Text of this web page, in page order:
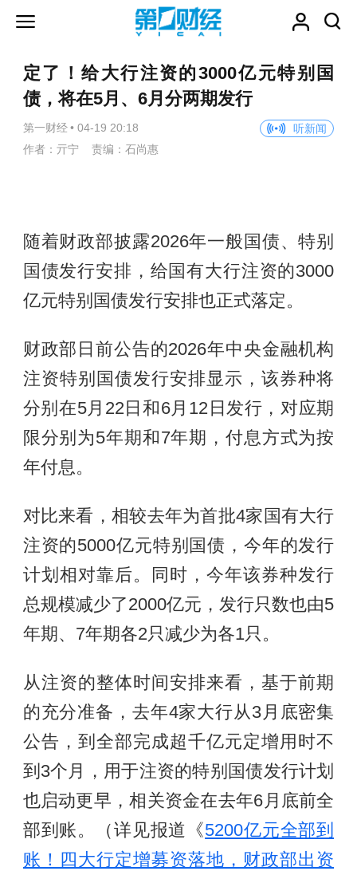
定了！给大行注资的3000亿元特别国
债，将在5月、6月分两期发行
第一财经 • 04-19 20:18
听新闻
作者：亓宁 责编：石尚惠
随着财政部披露2026年一般国债、特别
国债发行安排，给国有大行注资的3000
亿元特别国债发行安排也正式落定。
财政部日前公告的2026年中央金融机构
注资特别国债发行安排显示，该券种将
分别在5月22日和6月12日发行，对应期
限分别为5年期和7年期，付息方式为按
年付息。
对比来看，相较去年为首批4家国有大行
注资的5000亿元特别国债，今年的发行
计划相对靠后。同时，今年该券种发行
总规模减少了2000亿元，发行只数也由5
年期、7年期各2只减少为各1只。
从注资的整体时间安排来看，基于前期
的充分准备，去年4家大行从3月底密集
公告，到全部完成超千亿元定增用时不
到3个月，用于注资的特别国债发行计划
也启动更早，相关资金在去年6月底前全
部到账。（详见报道《5200亿元全部到
账！四大行定增募资落地，财政部出资